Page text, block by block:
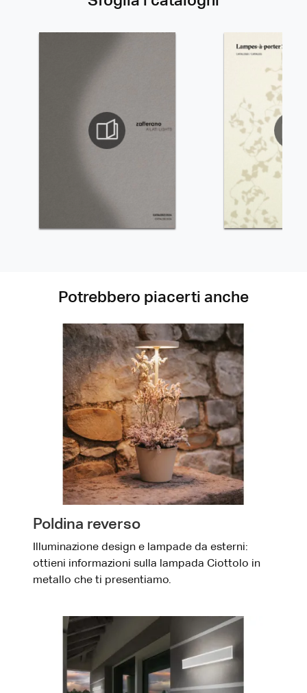
Potrebbero piacerti anche
Poldina reverso
Illuminazione design e lampade da esterni:
ottieni informazioni sulla lampada Ciottolo in
metallo che ti presentiamo.